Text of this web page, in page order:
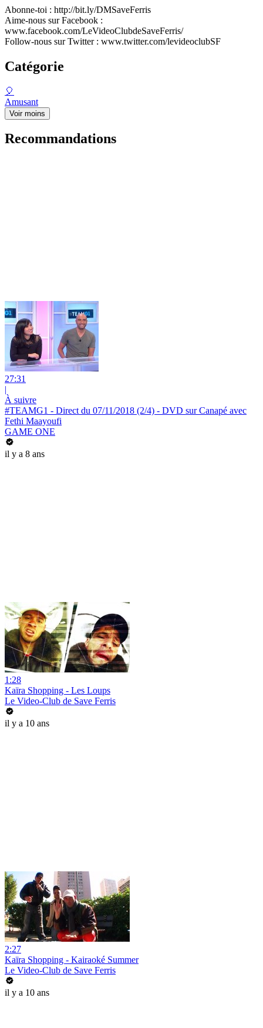
Abonne-toi : http://bit.ly/DMSaveFerris
Aime-nous sur Facebook :
www.facebook.com/LeVideoClubdeSaveFerris/
Follow-nous sur Twitter : www.twitter.com/levideoclubSF
Catégorie
🎈
Amusant
Voir moins
Recommandations
27:31
|
À suivre
#TEAMG1 - Direct du 07/11/2018 (2/4) - DVD sur Canapé avec
Fethi Maayoufi
GAME ONE
il y a 8 ans
1:28
Kaïra Shopping - Les Loups
Le Video-Club de Save Ferris
il y a 10 ans
2:27
Kaïra Shopping - Kairaoké Summer
Le Video-Club de Save Ferris
il y a 10 ans